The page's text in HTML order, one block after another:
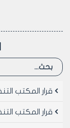
جدران العرصات
من البناء او
نصف الرسم.
قرار المكتب التنفيذي
قرار المكتب